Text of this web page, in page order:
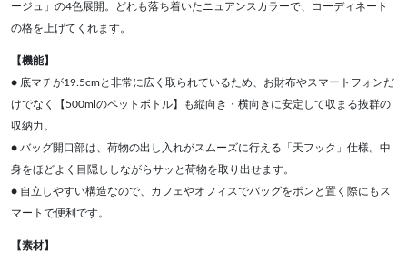
ージュ」の4色展開。どれも落ち着いたニュアンスカラーで、コーディネート
の格を上げてくれます。
【機能】
● 底マチが19.5cmと非常に広く取られているため、お財布やスマートフォンだ
けでなく【500mlのペットボトル】も縦向き・横向きに安定して収まる抜群の
収納力。
● バッグ開口部は、荷物の出し入れがスムーズに行える「天フック」仕様。中
身をほどよく目隠ししながらサッと荷物を取り出せます。
● 自立しやすい構造なので、カフェやオフィスでバッグをポンと置く際にもス
マートで便利です。
【素材】